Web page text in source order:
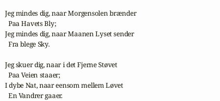
Jeg mindes dig, naar Morgensolen brænder
  Paa Havets Bly;
Jeg mindes dig, naar Maanen Lyset sender
  Fra blege Sky.
Jeg skuer dig, naar i det Fjerne Støvet
  Paa Veien staaer;
I dybe Nat, naar eensom mellem Løvet
  En Vandrer gaaer.